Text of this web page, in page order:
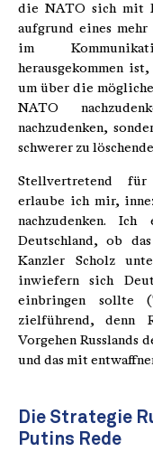
die NATO sich mit
aufgrund eines mehr
im
herausgekommen
um über die
NATO
nachzudenken,
schwerer zu
Stellvertretend für
erlaube ich mir,
nachzudenken.
Deutschland, ob
Kanzler Scholz
inwiefern sich
einbringen sollte
zielführend, denn
Vorgehen Russlands
und das mit
Die Strategie
Putins Rede